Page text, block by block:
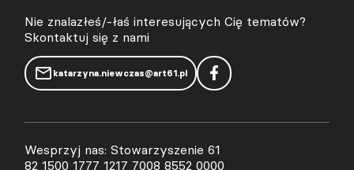
Nie znalazłeś/-łaś interesujących Cię tematów?
Skontaktuj się z nami
katarzyna.niewczas@art61.pl
Wesprzyj nas: Stowarzyszenie 61
82 1500 1777 1217 7008 8552 0000